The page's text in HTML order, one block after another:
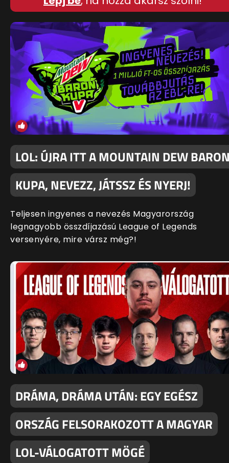
LOL: ÚJRA ITT A MOUNTAIN DEW
KUPA, NEVEZZ, JÁTSSZ ÉS NYERJ!
Teljesen ingyenes a nevezés Magyarország
legnagyobb összdíjazású League of Legends
versenyére, mire vársz még?!
DRÁMA, DRÁMA UTÁN: EGY EGÉSZ
ORSZÁG FELSORAKOZOTT A MAGYAR
LOL-VÁLOGATOTT MÖGÉ